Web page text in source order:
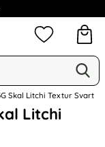
Mina
Skal Litchi Textur Svart
Litchi